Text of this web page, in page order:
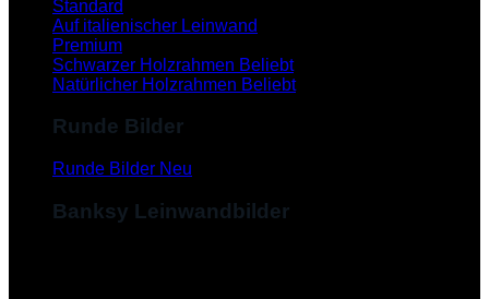
Standard
Auf italienischer Leinwand
Premium
Schwarzer Holzrahmen
Natürlicher Holzrahmen
Runde Bilder
Runde Bilder
Banksy Leinwandbilder